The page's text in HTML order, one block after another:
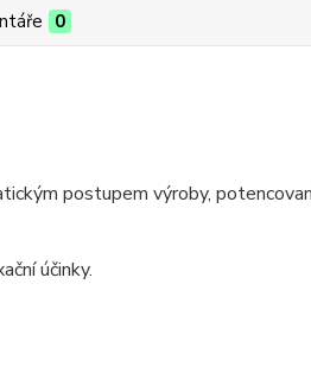
0
postupem výroby,
účinky.